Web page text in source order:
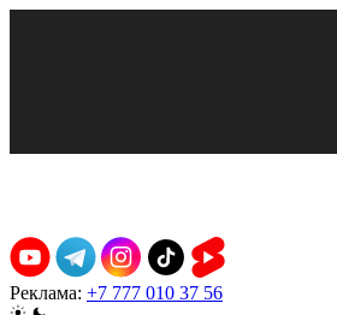
Реклама: +7 777 010 37 56